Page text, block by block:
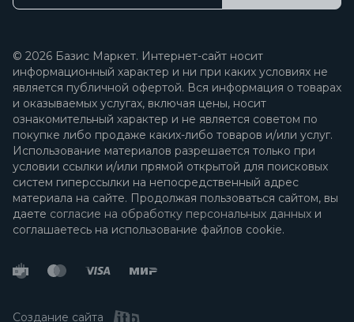
© 2026 Базис Маркет. Интернет-сайт носит
информационный характер и ни при каких условиях не
является публичной офертой. Вся информация о товарах
и оказываемых услугах, включая цены, носит
ознакомительный характер и не является советом по
покупке либо продаже каких-либо товаров и/или услуг.
Использование материалов разрешается только при
условии ссылки и/или прямой открытой для поисковых
систем гиперссылки на непосредственный адрес
материала на сайте. Продолжая пользоваться сайтом, вы
даете согласие на обработку персональных данных и
соглашаетесь на использование файлов cookie.
Создание сайта